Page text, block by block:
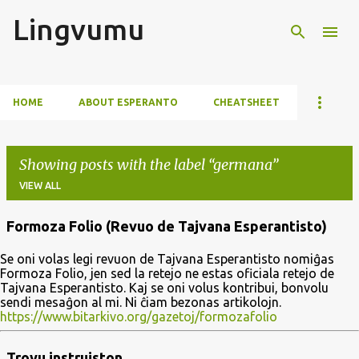
Lingvumu
HOME ABOUT ESPERANTO CHEATSHEET
Showing posts with the label germana
VIEW ALL
o
s
t
s
Formoza Folio (Revuo de Tajvana Esperantisto)
Se oni volas legi revuon de Tajvana Esperantisto nomiĝas
Formoza Folio, jen sed la retejo ne estas oficiala retejo de
Tajvana Esperantisto. Kaj se oni volus kontribui, bonvolu
sendi mesaĝon al mi. Ni ĉiam bezonas artikolojn.
https://www.bitarkivo.org/gazetoj/formozafolio